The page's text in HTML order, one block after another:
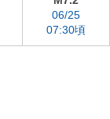
06/25
07:30頃